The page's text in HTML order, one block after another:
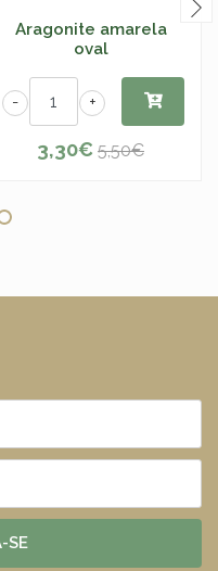
Aragonite amarela
oval
+
-
3,30€ 5,50€
SE